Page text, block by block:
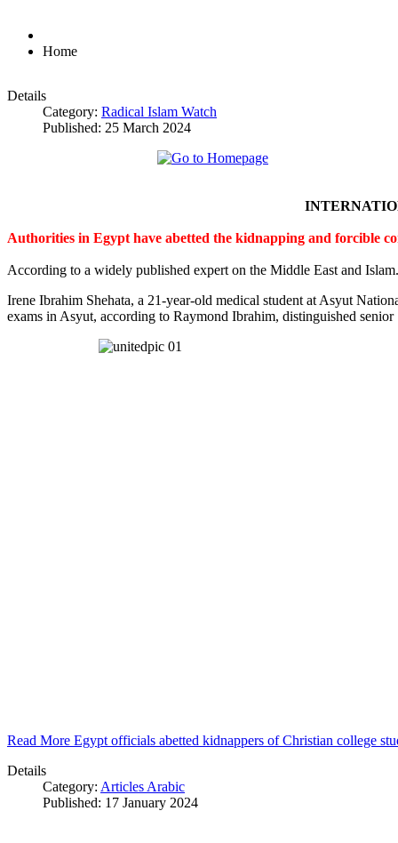
Home
Details
Category: Radical Islam Watch
Published: 25 March 2024
Authorities in Egypt have abetted the kidnapping and forcible
According to a widely published expert on the Middle East and Islam.
Irene Ibrahim Shehata, a 21-year-old medical student at Asyut
exams in Asyut, according to Raymond Ibrahim, distinguished
Read More Egypt officials abetted kidnappers of Christian college
Details
Category: Articles Arabic
Published: 17 January 2024